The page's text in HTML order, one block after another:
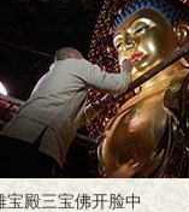
宝殿三宝佛开脸中